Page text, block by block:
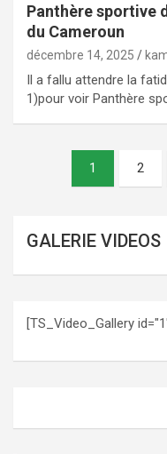
Panthère sportive
du Cameroun
décembre 14, 2025
Il a fallu attendre la
1)pour voir Panthère
Pagination
1 2
GALERIE VIDEOS
[TS_Video_Gallery